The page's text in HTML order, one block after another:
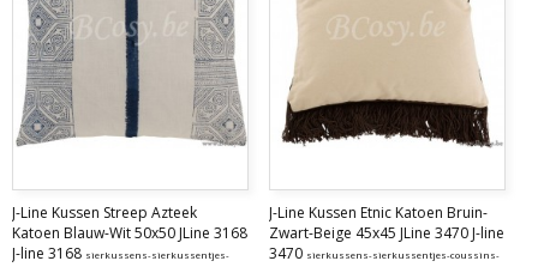
J-Line Kussen Streep Azteek
Katoen Blauw-Wit 50x50 JLine 3168
J-line 3168 sierkussens-sierkussentjes-
J-Line Kussen Etnic Katoen Bruin-
Zwart-Beige 45x45 JLine 3470 J-line
3470 sierkussens-sierkussentjes-coussins-